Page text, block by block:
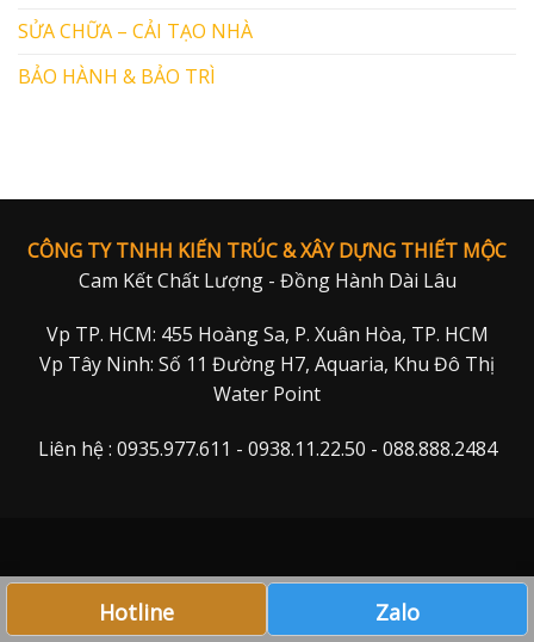
SỬA CHỮA – CẢI TẠO NHÀ
BẢO HÀNH & BẢO TRÌ
CÔNG TY TNHH KIẾN TRÚC & XÂY DỰNG THIẾT MỘC
Cam Kết Chất Lượng - Đồng Hành Dài Lâu
Vp TP. HCM: 455 Hoàng Sa, P. Xuân Hòa, TP. HCM
Vp Tây Ninh: Số 11 Đường H7, Aquaria, Khu Đô Thị
Water Point
Liên hệ : 0935.977.611 - 0938.11.22.50 - 088.888.2484
Hotline Zalo